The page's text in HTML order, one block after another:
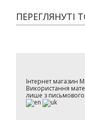
ПЕРЕГЛЯНУТІ
Інтернет магазин
Використання
лише з письмового